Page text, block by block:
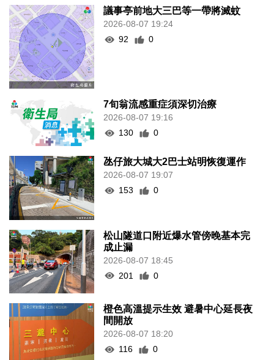
議事亭前地大三巴等一帶將滅蚊
2026-08-07 19:24
92
0
7旬翁流感重症須深切治療
2026-08-07 19:16
130
0
氹仔旅大城大2巴士站明恢復運作
2026-08-07 19:07
153
0
松山隧道口附近爆水管傍晚基本完
成止漏
2026-08-07 18:45
201
0
橙色高溫提示生效 避暑中心延長夜
間開放
2026-08-07 18:20
116
0